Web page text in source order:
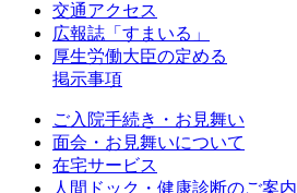
交通アクセス
広報誌「すまいる」
厚生労働大臣の定める
掲示事項
ご入院手続き・お見舞い
面会・お見舞いについて
在宅サービス
人間ドック・健康診断のご案内